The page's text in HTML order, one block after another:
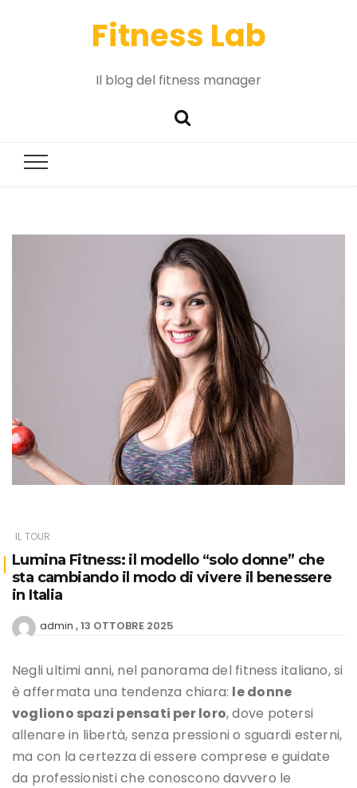
Fitness Lab
Il blog del fitness manager
IL TOUR
Lumina Fitness: il modello “solo donne” che
sta cambiando il modo di vivere il benessere
in Italia
admin 13 OTTOBRE 2025
Negli ultimi anni, nel panorama del fitness italiano, si
è affermata una tendenza chiara: le donne
vogliono spazi pensati per loro, dove potersi
allenare in libertà, senza pressioni o sguardi esterni,
ma con la certezza di essere comprese e guidate
da professionisti che conoscono davvero le